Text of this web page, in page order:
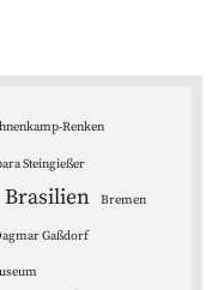
Renken
Steingießer
Brasilien Bremen
Gaßdorf